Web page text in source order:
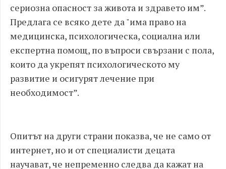
сериозна опасност за живота и здравето им”.
Предлага се всяко дете да "има право на
медицинска, психологическа, социална или
експертна помощ, по въпроси свързани с пола,
които да укрепят психологическото му
развитие и осигурят лечение при
необходимост”.
Опитът на други страни показва, че не само от
интернет, но и от специалисти децата
научават, че непременно следва да кажат на